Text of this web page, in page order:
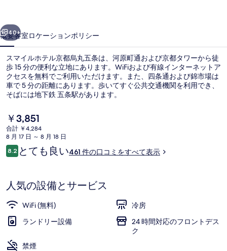
京
都
烏
丸
五
条
の
写
真
ギ
ャ
ラ
リ
ー
次へ
40+
概要客室ロケーションポリシー
スマイルホテル京都烏丸五条は、河原町通および京都タワーから徒
歩 15 分の便利な立地にあります。WiFiおよび有線インターネットア
クセスを無料でご利用いただけます。また、四条通および錦市場は
車で 5 分の距離にあります。歩いてすぐ公共交通機関を利用でき、
そばには地下鉄 五条駅があります。
現
在
の
料
金
で
す
￥3,851
合計 ￥4,284
8 月 17 日 ～ 8 月 18 日
口
コ
8.210段階中8.2
とても良い461 件の口コミをすべて表示
人気の設備とサービス
WiFi (無料)
冷房
ランドリー設備
24 時間対応のフロントデス
ク
禁煙